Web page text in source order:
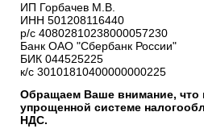
ИП Горбачев М.В.
ИНН 501208116440
р/с 40802810238000057230
Банк ОАО "Сбербанк России"
БИК 044525225
к/с 30101810400000000225
Обращаем Ваше внимание, что
упрощенной системе
НДС.